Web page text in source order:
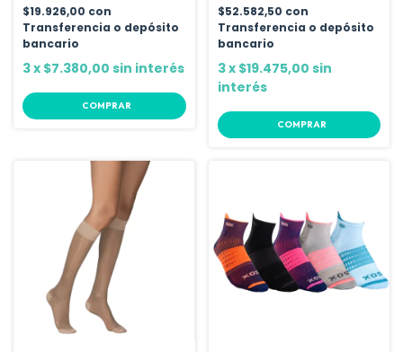
$19.926,00 con
Transferencia o depósito
bancario
3x $7.380,00 sin interés
COMPRAR
$52.582,50 con
Transferencia o depósito
bancario
3x $19.475,00 sin
interés
COMPRAR